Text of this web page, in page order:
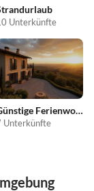
Unterkünfte
Günstige Ferienwohnungen
Unterkünfte